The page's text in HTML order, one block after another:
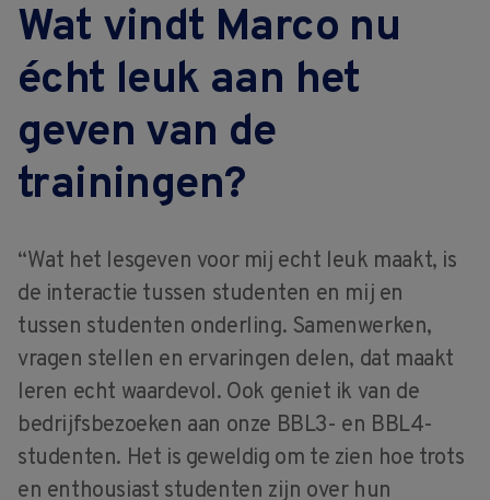
Wat vindt Marco nu
écht leuk aan het
geven van de
trainingen?
“Wat het lesgeven voor mij echt leuk maakt, is
de interactie tussen studenten en mij en
tussen studenten onderling. Samenwerken,
vragen stellen en ervaringen delen, dat maakt
leren echt waardevol. Ook geniet ik van de
bedrijfsbezoeken aan onze BBL3- en BBL4-
studenten. Het is geweldig om te zien hoe trots
en enthousiast studenten zijn over hun